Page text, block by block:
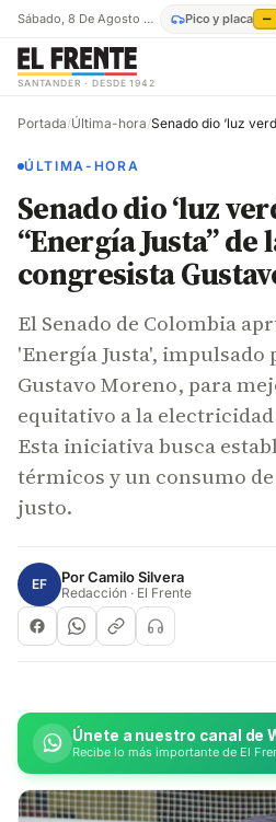
Sábado, 8 De Agosto De 2026 Pico y placa —
SANTANDER · DESDE 1942
Portada/Última-hora/
ÚLTIMA-HORA
Senado dio ‘luz
“Energía Justa”
congresista
El Senado de Colombia
'Energía Justa', impulsado
Gustavo Moreno, para
equitativo a la electricidad
Esta iniciativa busca
térmicos y un consumo
justo.
EF PorCamilo Silvera
Redacción · El Frente
Únete a nuestro canal de
Recibe lo más importante de El